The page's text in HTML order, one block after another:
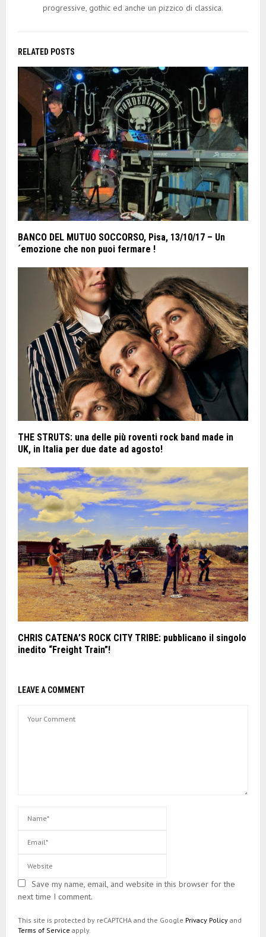
progressive, gothic ed anche un pizzico di classica.
RELATED POSTS
BANCO DEL MUTUO SOCCORSO, Pisa, 13/10/17 – Un
´emozione che non puoi fermare !
THE STRUTS: una delle più roventi rock band made in
UK, in Italia per due date ad agosto!
CHRIS CATENA’S ROCK CITY TRIBE: pubblicano il singolo
inedito “Freight Train”!
LEAVE A COMMENT
Save my name, email, and website in this browser for the
next time I comment.
This site is protected by reCAPTCHA and the Google Privacy Policy and
Terms of Service apply.